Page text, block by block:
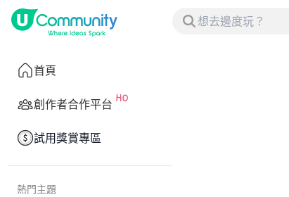
首頁
創作者合作平台
試用獎賞專區
熱門主題